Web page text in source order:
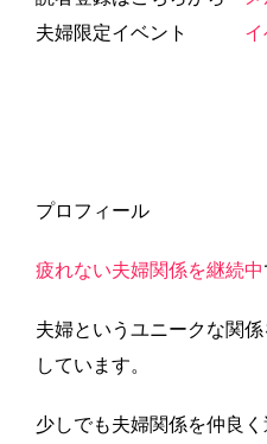
夫婦限定イベント
プロフィール
疲れない夫婦関係を継続中
夫婦というユニークな関
しています。
少しでも夫婦関係を仲良